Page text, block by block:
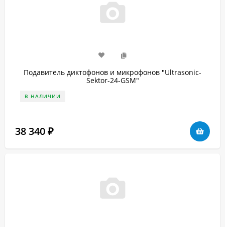
Подавитель диктофонов и микрофонов "Ultrasonic-
Sektor-24-GSM"
В НАЛИЧИИ
38 340 ₽